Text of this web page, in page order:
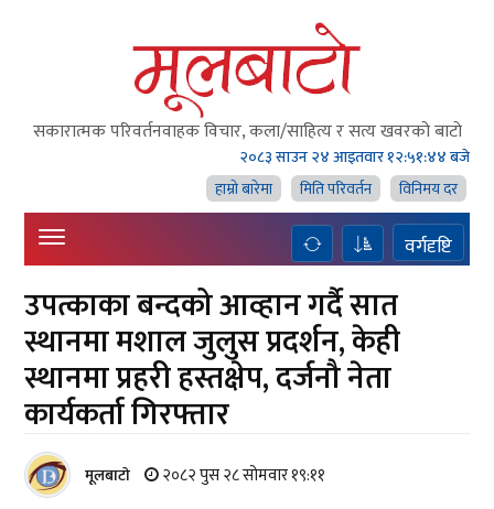
सकारात्मक परिवर्तनवाहक विचार, कला/साहित्य र सत्य खवरको बाटाे
२०८३ साउन २४ आइतवार१२:५१:४५ बजे
हाम्राे बारेमा
मिति परिवर्तन विनिमय दर
वर्गदृष्टि
उपत्काका बन्दको आव्हान गर्दै सात
स्थानमा मशाल जुलुस प्रदर्शन, केही
स्थानमा प्रहरी हस्तक्षेप, दर्जनौ नेता
कार्यकर्ता गिरफ्तार
मूलबाटाे २०८२ पुस २८ सोमवार १९:११